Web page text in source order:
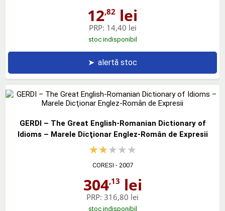
12,82 lei
PRP: 14,40 lei
stoc indisponibil
➤ alertă stoc
GERDI – The Great English-Romanian Dictionary of
Idioms – Marele Dicţionar Englez-Român de Expresii
CORESI - 2007
304,13 lei
PRP: 316,80 lei
stoc indisponibil